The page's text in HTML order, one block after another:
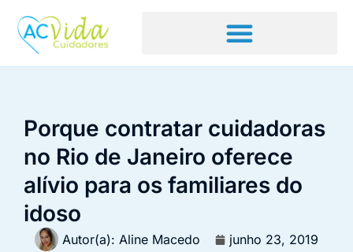
Porque contratar cuidadoras
no Rio de Janeiro oferece
alívio para os familiares do
idoso
Autor(a): Aline Macedo junho 23, 2019